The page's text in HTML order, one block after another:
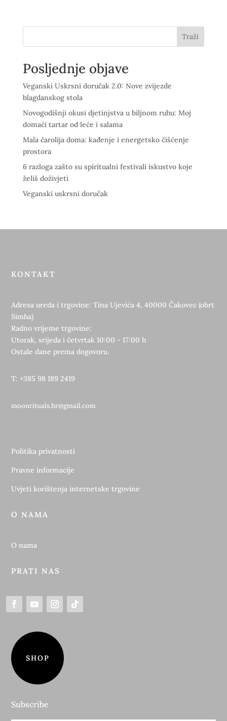
Traži
Posljednje objave
Veganski Uskrsni doručak 2.0: Nove zvijezde
blagdanskog stola
Novogodišnji okusi djetinjstva u biljnom ruhu: Moj
domaći tartar od leće i salama
Mala čarolija doma: kađenje i energetsko čišćenje
prostora
6 razloga zašto su spiritualni festivali iskustvo koje
želiš doživjeti
Veganski uskrsni doručak
KONTAKT
Adresa ureda i trgovine: Tina Ujevića 4, 40000 Čakovec (obrt
Simha)
Radno vrijeme trgovine:
Utorak, srijeda i četvrtak 10:00 - 17:00 h
Ostale dane prema dogovoru.
T: +385 98 189 2419
moonrituals.hr@gmail.com
Politika privatnosti
Pravne informacije
Uvjeti korištenja internetske trgovine
O NAMA
O nama
PRATI NAS
SHOP
Subscribe